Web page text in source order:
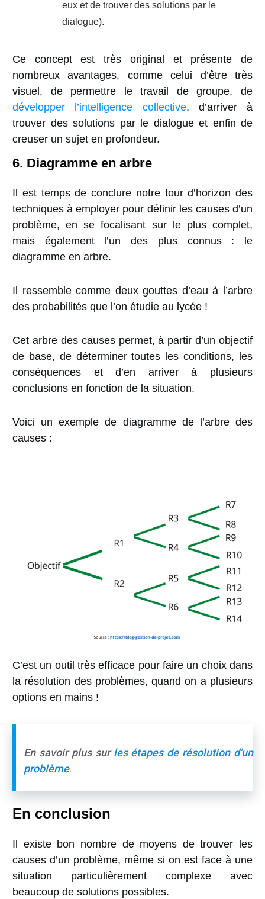
eux et de trouver des solutions par le
dialogue).
Ce concept est très original et présente de
nombreux avantages, comme celui d’être très
visuel, de permettre le travail de groupe, de
développer l’intelligence collective, d’arriver à
trouver des solutions par le dialogue et enfin de
creuser un sujet en profondeur.
6. Diagramme en arbre
Il est temps de conclure notre tour d’horizon des
techniques à employer pour définir les causes d’un
problème, en se focalisant sur le plus complet,
mais également
l’un des plus connus : le
diagramme en arbre.
Il ressemble comme deux gouttes d’eau à l’arbre
des probabilités que l’on étudie au lycée !
Cet arbre des causes permet, à partir d’un objectif
de base, de déterminer toutes les conditions, les
conséquences et d’en arriver à plusieurs
conclusions en fonction de la situation.
Voici un exemple de diagramme de l’arbre des
causes :
C’est un outil très efficace pour faire un choix dans
la résolution des problèmes, quand on a plusieurs
options en mains !
En savoir plus surles étapes de résolution d'un
problème.
En conclusion
Il existe bon nombre de moyens de trouver les
causes d’un problème, même si on est face à une
situation particulièrement complexe avec
beaucoup de solutions possibles.